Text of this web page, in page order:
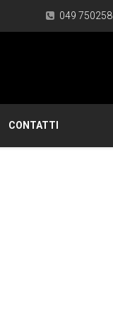
049 750258
CONTATTI